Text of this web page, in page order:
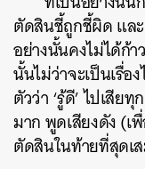
ตัดสินชี้ถูกชี้ผิด แล
อย่างนั้นคงไม่ได้ก้
นั้นไม่ว่าจะเป็นเรื่
ตัวว่า ‘รู้ดี’ ไปเสีย
มาก พูดเสียงดัง (เ
ตัดสินในท้ายที่สุดเ